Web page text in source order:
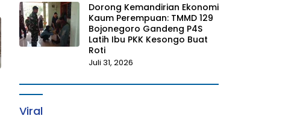
Dorong Kemandirian Ekonomi
Kaum Perempuan: TMMD 129
Bojonegoro Gandeng P4S
Latih Ibu PKK Kesongo Buat
Roti
Juli 31, 2026
Viral